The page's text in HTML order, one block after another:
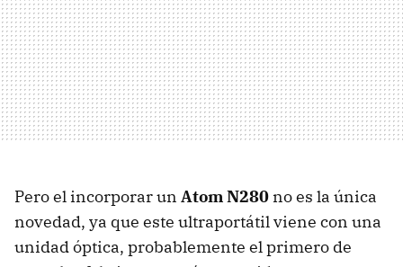
Pero el incorporar un Atom N280 no es la única
novedad, ya que este ultraportátil viene con una
unidad óptica, probablemente el primero de